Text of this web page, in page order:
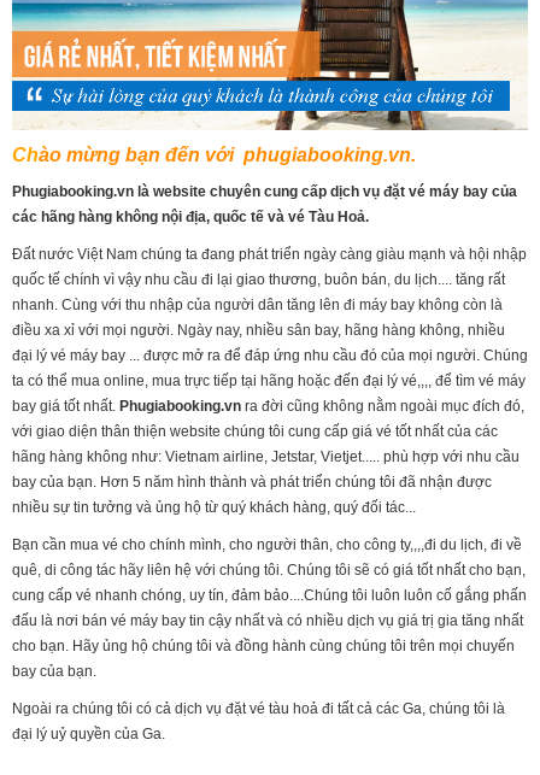
Chào mừng bạn đến với phugiabooking.vn.
Phugiabooking.vn là website chuyên cung cấp dịch vụ đặt vé máy bay của
các hãng hàng không nội địa, quốc tế và vé Tàu Hoả.
Đất nước Việt Nam chúng ta đang phát triển ngày càng giàu mạnh và hội nhập
quốc tế chính vì vậy nhu cầu đi lại giao thương, buôn bán, du lịch.... tăng rất
nhanh. Cùng với thu nhập của người dân tăng lên đi máy bay không còn là
điều xa xỉ với mọi người. Ngày nay, nhiều sân bay, hãng hàng không, nhiều
đại lý vé máy bay ... được mở ra để đáp ứng nhu cầu đó của mọi người. Chúng
ta có thể mua online, mua trực tiếp tại hãng hoặc đến đại lý vé,,,, để tìm vé máy
bay giá tốt nhất. Phugiabooking.vn ra đời cũng không nằm ngoài mục đích đó,
với giao diện thân thiện website chúng tôi cung cấp giá vé tốt nhất của các
hãng hàng không như: Vietnam airline, Jetstar, Vietjet..... phù hợp với nhu cầu
bay của bạn. Hơn 5 năm hình thành và phát triển chúng tôi đã nhận được
nhiều sự tin tưởng và ủng hộ từ quý khách hàng, quý đối tác...
Bạn cần mua vé cho chính mình, cho người thân, cho công ty,,,,đi du lịch, đi về
quê, di công tác hãy liên hệ với chúng tôi. Chúng tôi sẽ có giá tốt nhất cho bạn,
cung cấp vé nhanh chóng, uy tín, đảm bảo....Chúng tôi luôn luôn cố gắng phấn
đấu là nơi bán vé máy bay tin cậy nhất và có nhiều dịch vụ giá trị gia tăng nhất
cho bạn. Hãy ủng hộ chúng tôi và đồng hành cùng chúng tôi trên mọi chuyến
bay của bạn.
Ngoài ra chúng tôi có cả dịch vụ đặt vé tàu hoả đi tất cả các Ga, chúng tôi là
đại lý uỷ quyền của Ga.